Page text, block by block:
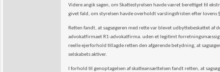
Videre angik sagen, om Skattestyrelsen havde været berettiget til
givet fald, om styrelsen havde overholdt varslingsfristen efter lovens
Retten fandt, at sagsøgeren med rette var blevet udbyttebeskattet
advokatfirmaet R1-advokatfirma. uden et legitimt
reelle ejerforhold tillagde retten den afgørende betydning, at
selskabets aktiver.
I forhold til genoptagelsen af skatteansættelsen fandt retten, at